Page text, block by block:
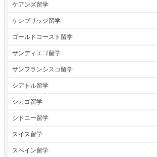
ケアンズ留学
ケンブリッジ留学
ゴールドコースト留学
サンディエゴ留学
サンフランシスコ留学
シアトル留学
シカゴ留学
シドニー留学
スイス留学
スペイン留学